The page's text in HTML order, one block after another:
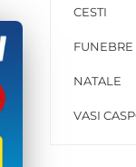
CESTI
FUNEBRE
NATALE
VASI